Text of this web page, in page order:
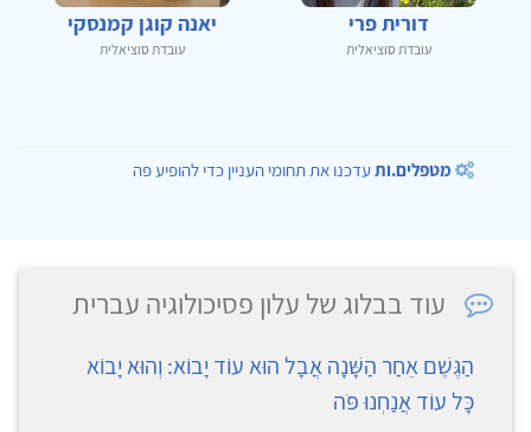
דורית פרי
עובדת סוציאלית
יאנה קוגן קמנסקי
עובדת סוציאלית
מטפלים.ותעדכנו את תחומי העניין כדי להופיע פה
עוד בבלוג של עלון פסיכולוגיה עברית
הַגֶּשֶׁם אֵחַר הַשָּׁנָה אֲבָל הוּא עוֹד יָבוֹא: וְהוּא יָבוֹא
כָּל עוֹד אֲנַחְנוּ פֹּה